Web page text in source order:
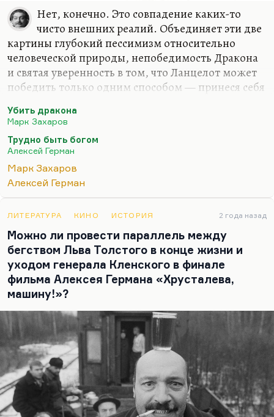
Нет, конечно. Это совпадение каких-то
чисто внешних реалий. Объединяет эти две
картины глубокий пессимизм относительно
человеческой природы, непобедимость Дракона
и святая уверенность в том, что Ланцелот может
победить только одним способом — принеся себя
Дракона никак не победишь. Эстетика фильма
Захарова (последнего его фильма) — это такой
гротеск, а эстетика гротеска всегда
оптимистична, потому что реальность
превращена, преодолена. Эстетика
германовского «Трудно быть богом» — такой
надежды не оставляет, но как бы заставляет
воспарить от противного. Это фантастика,
страшно достоверная в…
Убить дракона
Марк Захаров
Трудно быть богом
Алексей Герман
Марк Захаров
Алексей Герман
ЛИТЕРАТУРА КИНО ИСТОРИЯ 2 года назад
Можно ли провести параллель между
бегством Льва Толстого в конце жизни и
уходом генерала Кленского в финале
фильма Алексея Германа «Хрусталева,
машину!»?